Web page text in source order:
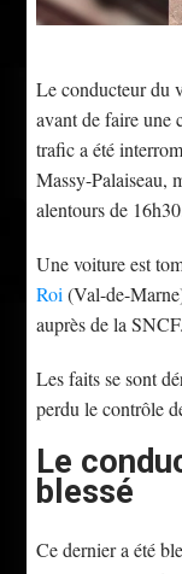
Le conducteur du
avant de faire une
trafic a été
Massy-Palaiseau,
alentours de
Une voiture est
Roi (Val-de-
auprès de la SNCF.
Les faits se sont
perdu le contrôle
Le
blessé
Ce dernier a été